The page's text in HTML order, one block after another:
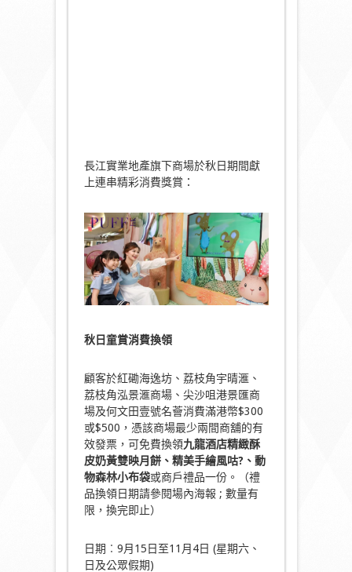
長江實業地產旗下商場於秋日期間獻
上連串精彩消費獎賞：
秋日童賞消費換領
顧客於紅磡海逸坊、荔枝角宇晴滙、
荔枝角泓景滙商場、尖沙咀港景匯商
場及何文田壹號名薈消費滿港幣$300
或$500，憑該商場最少兩間商舖的有
效發票，可免費換領九龍酒店精緻酥
皮奶黃雙映月餅、 精美手繪風咕? 、 動
物森林小布袋或商戶禮品一份。（禮
品換領日期請參閱場內海報 ; 數量有
限，換完即止）
日期︰9月15日至11月4日 (星期六、
日及公眾假期)